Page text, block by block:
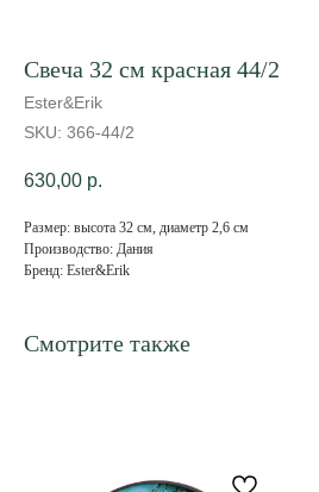
Свеча 32 см красная 44/2
Ester&Erik
SKU: 366-44/2
630,00 р.
Размер: высота 32 см, диаметр 2,6 см
Производство: Дания
Бренд: Ester&Erik
Смотрите также